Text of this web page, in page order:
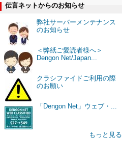
伝言ネットからのお知らせ
弊社サーバーメンテナンス
のお知らせ
＜弊紙ご愛読者様へ＞
Dengon Net/Japan...
クラシファイドご利用の際
のお願い
「Dengon Net」ウェブ・...
もっと見る